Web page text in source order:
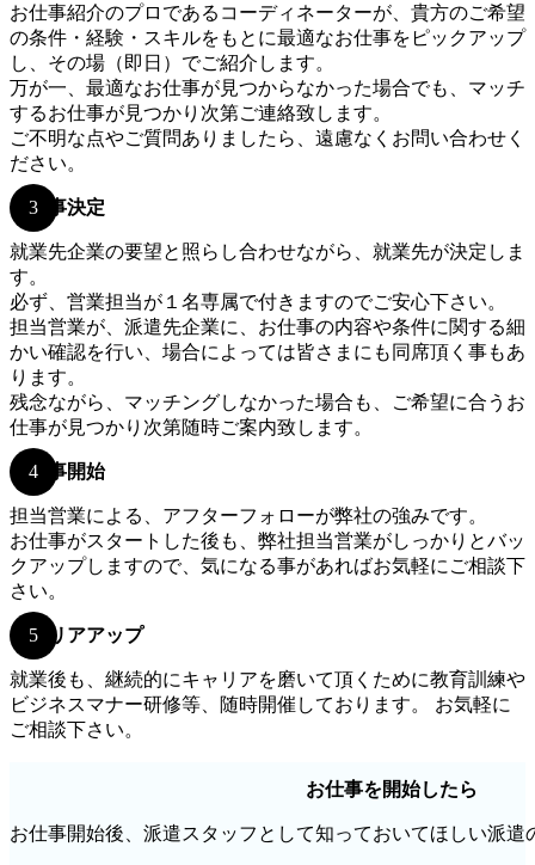
お仕事紹介のプロであるコーディネーターが、貴方のご希望
の条件・経験・スキルをもとに最適なお仕事をピックアップ
し、その場（即日）でご紹介します。
万が一、最適なお仕事が見つからなかった場合でも、マッチ
するお仕事が見つかり次第ご連絡致します。
ご不明な点やご質問ありましたら、遠慮なくお問い合わせく
ださい。
お仕事決定
就業先企業の要望と照らし合わせながら、就業先が決定しま
す。
必ず、営業担当が１名専属で付きますのでご安心下さい。
担当営業が、派遣先企業に、お仕事の内容や条件に関する細
かい確認を行い、場合によっては皆さまにも同席頂く事もあ
ります。
残念ながら、マッチングしなかった場合も、ご希望に合うお
仕事が見つかり次第随時ご案内致します。
お仕事開始
担当営業による、アフターフォローが弊社の強みです。
お仕事がスタートした後も、弊社担当営業がしっかりとバッ
クアップしますので、気になる事があればお気軽にご相談下
さい。
キャリアアップ
就業後も、継続的にキャリアを磨いて頂くために教育訓練や
ビジネスマナー研修等、随時開催しております。 お気軽に
ご相談下さい。
お仕事を開始したら
お仕事開始後、派遣スタッフとして知っておいてほしい派遣